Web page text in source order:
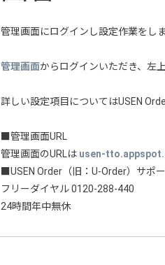
管理画面にログインし設定作業をしま
管理画面からログインいただき、左
詳しい設定項目についてはUSEN
■管理画面URL
管理画面のURLは usen-
■USEN Order（旧：U-Order）サポ
フリーダイヤル 0120-288-440
24時間年中無休